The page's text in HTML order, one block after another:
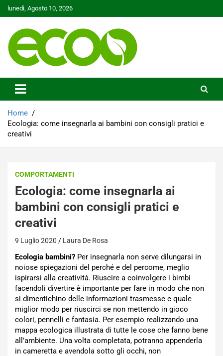
Skip
to
lunedì, Agosto 10, 2026
Ecoo.it
Home
Ecologia: come insegnarla ai bambini con consigli pratici e
creativi
COMPORTAMENTI
Ecologia: come insegnarla ai
bambini con consigli pratici e
creativi
9 Luglio 2020 Laura De Rosa
Ecologia bambini? Per insegnarla non serve dilungarsi in
noiose spiegazioni del perché e del percome, meglio
ispirarsi alla creatività. Riuscire a coinvolgere i bimbi
facendoli divertire è importante per fare in modo che non
si dimentichino delle informazioni trasmesse e quale
miglior modo per riuscirci se non mettendo in gioco
colori, pennelli e fantasia. Per esempio realizzando una
mappa ecologica illustrata di tutte le cose che fanno bene
all’ambiente. Una volta completata, potranno appenderla
in cameretta e avendola sotto gli occhi, non